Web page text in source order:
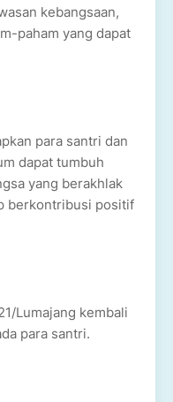
kebangsaan,
paham yang dapat
para santri dan
dapat tumbuh
yang berakhlak
berkontribusi positif
Lumajang kembali
para santri.